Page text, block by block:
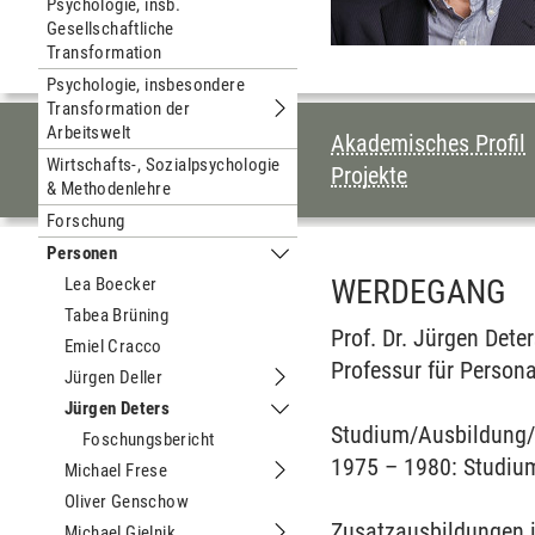
Psychologie, insb.
Gesellschaftliche
Transformation
Psychologie, insbesondere
Transformation der
Arbeitswelt
Untermenu Psychologie,
Wirtschafts-, Sozialpsychologie
& Methodenlehre
Forschung
Personen
Untermenu Personen
Lea Boecker
Tabea Brüning
Emiel Cracco
Jürgen Deller
Untermenu Jürgen Deller
Jürgen Deters
Untermenu Jürgen Deters
Foschungsbericht
Michael Frese
Untermenu Michael Frese
Oliver Genschow
Akademisches Profil
Projekte
WERDEGANG
Prof. Dr. Jürgen
Professur für
Studium/
1975 – 1980: